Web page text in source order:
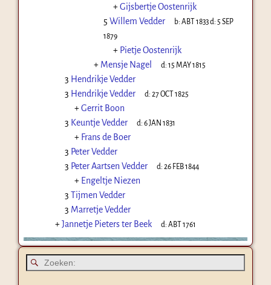
+Gijsbertje Oostenrijk
5 Willem Vedder b:ABT 1833d: 5 SEP
1879
+ Pietje Oostenrijk
+ Mensje Nagel d:15 MAY 1815
3 Hendrikje Vedder
3 Hendrikje Vedder d:27 OCT 1825
+Gerrit Boon
3 Keuntje Vedder d:6 JAN 1831
+ Frans de Boer
3 Peter Vedder
3 Peter Aartsen Vedder d:26 FEB 1844
+ Engeltje Niezen
3 Tijmen Vedder
3 Marretje Vedder
+Jannetje Pieters ter Beek d:ABT 1761